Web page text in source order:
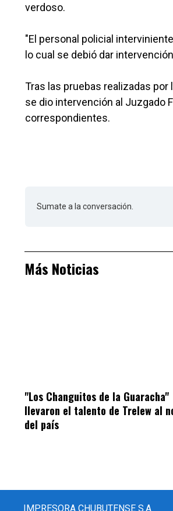
verdoso.
"El personal policial
lo cual se debió dar
Tras las pruebas realizadas
se dio intervención al Juzgado
correspondientes.
Sumate a la conversación.
Más Noticias
"Los Changuitos de la Guaracha"
llevaron el talento de Trelew al
del país
IMPRESORA CHUBUTENSE S.A